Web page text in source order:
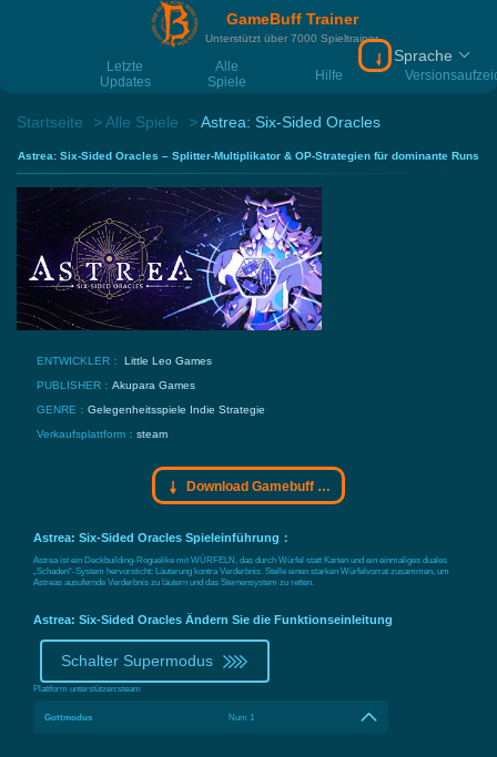
GameBuff Trainer
Unterstützt über 7000 Spieltrainer
Letzte
Updates
Alle
Spiele
Hilfe
Download
Sprache
Startseite Alle Spiele Astrea: Six-Sided Oracles
Astrea: Six-Sided Oracles – Splitter-Multiplikator & OP-Strategien für dominante Runs
ENTWICKLER： Little Leo Games
PUBLISHER： Akupara Games
GENRE： Gelegenheitsspiele Indie Strategie
Verkaufsplattform： steam
Download Gamebuff Trainer
Astrea: Six-Sided Oracles Spieleinführung：
Astrea ist ein Deckbuilding-Roguelike mit WÜRFELN, das durch Würfel statt Karten und ein einmaliges duales
„Schaden“-System hervorsticht: Läuterung kontra Verderbnis. Stelle einen starken Würfelvorrat zusammen, um
Astreas ausufernde Verderbnis zu läutern und das Sternensystem zu retten.
Astrea: Six-Sided Oracles Ändern Sie die Funktionseinleitung
Schalter Supermodus
Plattform unterstützen:steam
Gottmodus Num 1